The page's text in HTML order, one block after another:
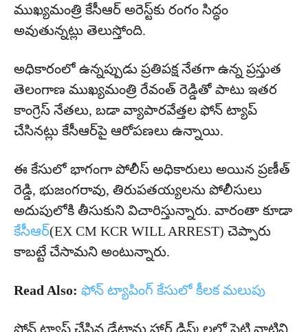
ముఖ్య‌మంత్రి కేసీఆర్‌ అరెస్ట్‌కు రంగం సిద్ధం
అవుతున్న‌ట్లు తెలుస్తోంది.
అధికారంలో ఉన్న‌ప్పుడు ప్ర‌తిప‌క్ష నేత‌గా ఉన్న ప్ర‌స్తుత
తెలంగాణ ముఖ్య‌మంత్రి రేవంత్ రెడ్డితో పాటు ఇత‌ర
కాంగ్రెస్ నేత‌లు, బ‌డా వ్యాపారవేత్త‌ల ఫోన్ ట్యాప్
చేసిన‌ట్లు కేసీఆర్‌పై ఆరోప‌ణ‌లు ఉన్నాయి.
ఈ కేసులో భాగంగా పోలీస్ అధికారులు అయిన‌ ప్ర‌ణీత్
రెడ్డి, భుజంగ‌రావు, తిరుప‌త‌య్య‌ల‌ను పోలీసులు
అదుపులోకి తీసుకుని విచారిస్తున్నారు. వారంతా కూడా
కేసీఆర్(EX CM KCR WILL ARREST) చెప్పారు
కాబ‌ట్టే చేసామ‌ని అంటున్నారు.
Read Also: ఫోన్ ట్యాపింగ్ కేసులో కీలక మలుపు
ఫోన్ ట్యాప్ చేసిన డేటాను హార్డ్ డిస్క్‌ల‌లో పెట్టి వాటిని